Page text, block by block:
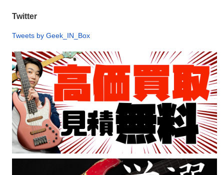
Twitter
Tweets by Geek_IN_Box